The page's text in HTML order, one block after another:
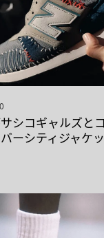
シコギャルズと
ーシティジャケ